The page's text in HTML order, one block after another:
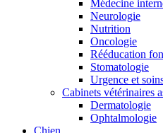
Médecine
Neurologie
Nutrition
Oncologie
Rééducation
Stomatologie
Urgence et
Cabinets vétérinaires
Dermatologie
Ophtalmologie
Chien